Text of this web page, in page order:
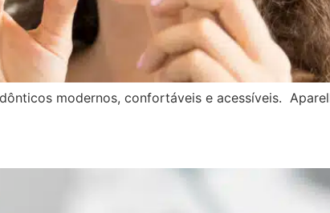
modernos, confortáveis e acessíveis.